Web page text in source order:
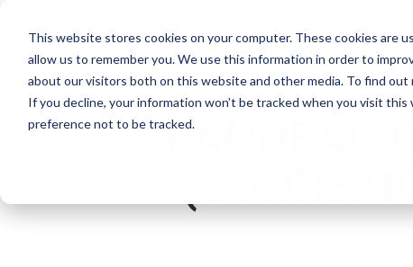
This website stores cookies on your computer. These cookies
allow us to remember you. We use this information in order to
about our visitors both on this website and other media. To find
If you decline, your information won’t be tracked when you visit
preference not to be tracked.PANNEAU